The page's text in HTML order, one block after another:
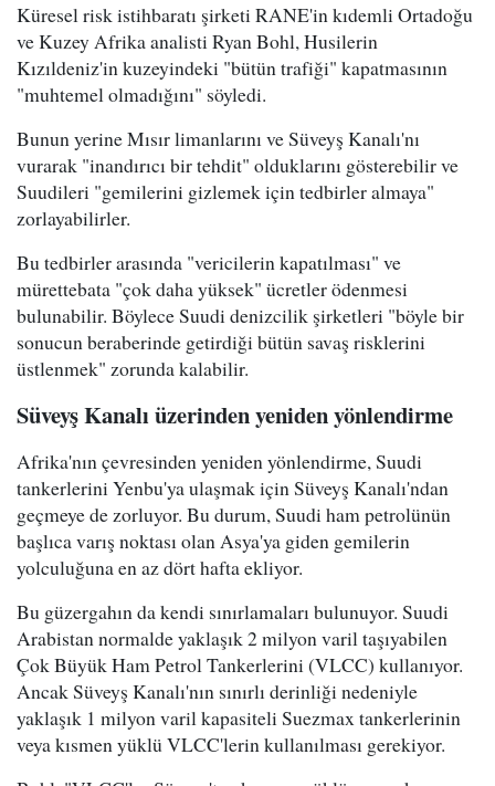
Küresel risk istihbaratı şirketi RANE'in kıdemli Ortadoğu
ve Kuzey Afrika analisti Ryan Bohl, Husilerin
Kızıldeniz'in kuzeyindeki "bütün trafiği" kapatmasının
"muhtemel olmadığını" söyledi.
Bunun yerine Mısır limanlarını ve Süveyş Kanalı'nı
vurarak "inandırıcı bir tehdit" olduklarını gösterebilir ve
Suudileri "gemilerini gizlemek için tedbirler almaya"
zorlayabilirler.
Bu tedbirler arasında "vericilerin kapatılması" ve
mürettebata "çok daha yüksek" ücretler ödenmesi
bulunabilir. Böylece Suudi denizcilik şirketleri "böyle bir
sonucun beraberinde getirdiği bütün savaş risklerini
üstlenmek" zorunda kalabilir.
Süveyş Kanalı üzerinden yeniden yönlendirme
Afrika'nın çevresinden yeniden yönlendirme, Suudi
tankerlerini Yenbu'ya ulaşmak için Süveyş Kanalı'ndan
geçmeye de zorluyor. Bu durum, Suudi ham petrolünün
başlıca varış noktası olan Asya'ya giden gemilerin
yolculuğuna en az dört hafta ekliyor.
Bu güzergahın da kendi sınırlamaları bulunuyor. Suudi
Arabistan normalde yaklaşık 2 milyon varil taşıyabilen
Çok Büyük Ham Petrol Tankerlerini (VLCC) kullanıyor.
Ancak Süveyş Kanalı'nın sınırlı derinliği nedeniyle
yaklaşık 1 milyon varil kapasiteli Suezmax tankerlerinin
veya kısmen yüklü VLCC'lerin kullanılması gerekiyor.